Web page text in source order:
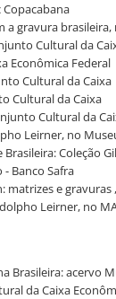
Copacabana
a gravura
Cultural da
Econômica Federal
Cultural da Caixa
Cultural da Caixa
Cultural da
Leirner, no
Coleção
- Banco Safra
matrizes e
Leirner, no
Brasileira: acervo
da Caixa